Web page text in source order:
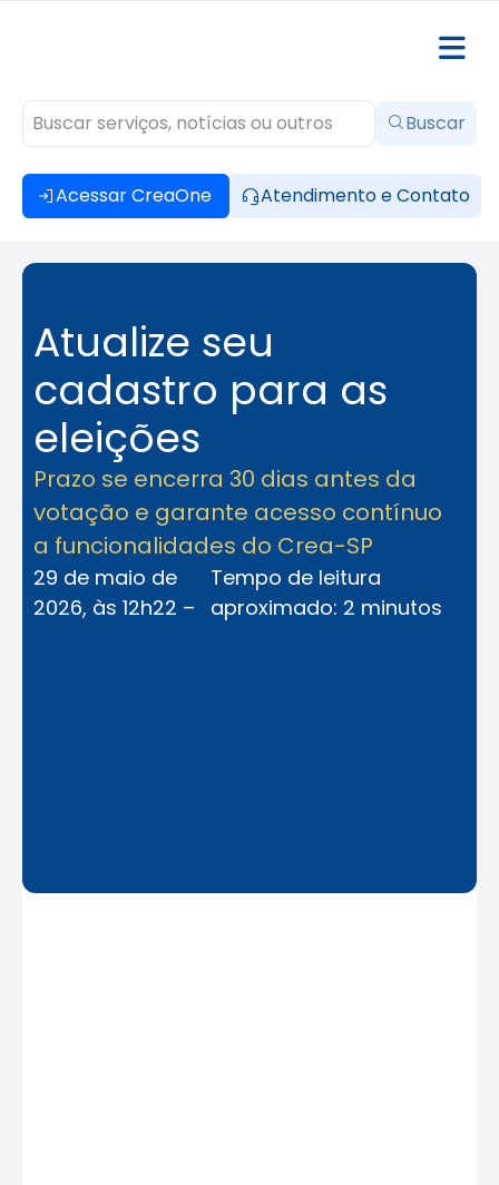
Acessar CreaOne Atendimento e Contato
Buscar
Atualize seu
cadastro para as
eleições
Prazo se encerra 30 dias antes da
votação e garante acesso contínuo
a funcionalidades do Crea-SP
29 de maio de
2026, às 12h22 –
Tempo de leitura
aproximado: 2 minutos